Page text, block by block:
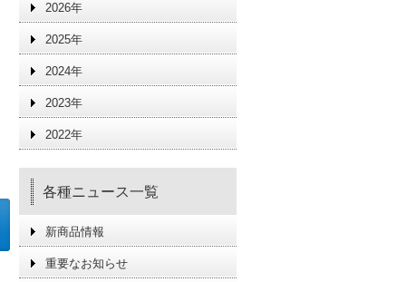
2026年
2025年
2024年
2023年
2022年
各種ニュース一覧
新商品情報
重要なお知らせ